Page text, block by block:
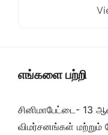
எங்களை பற்றி
சினிமாபேட்டை- 13
விமர்சனங்கள்